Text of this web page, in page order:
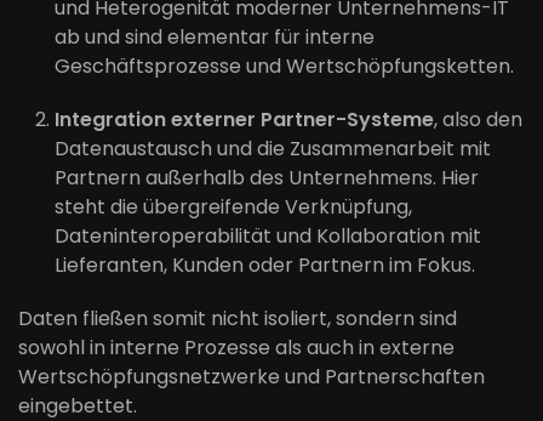
und Heterogenität moderner Unternehmens-IT
ab und sind elementar für interne
Geschäftsprozesse und Wertschöpfungsketten.
Integration externer Partner-Systeme, also den
Datenaustausch und die Zusammenarbeit mit
Partnern außerhalb des Unternehmens. Hier
steht die übergreifende Verknüpfung,
Dateninteroperabilität und Kollaboration mit
Lieferanten, Kunden oder Partnern im Fokus.
Daten fließen somit nicht isoliert, sondern sind
sowohl in interne Prozesse als auch in externe
Wertschöpfungsnetzwerke und Partnerschaften
eingebettet.